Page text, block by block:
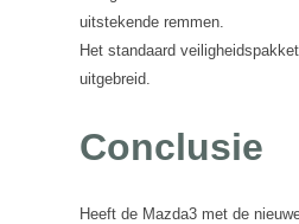
uitstekende remmen.
Het standaard
uitgebreid.
Conclusie
Heeft de Mazda3 met de